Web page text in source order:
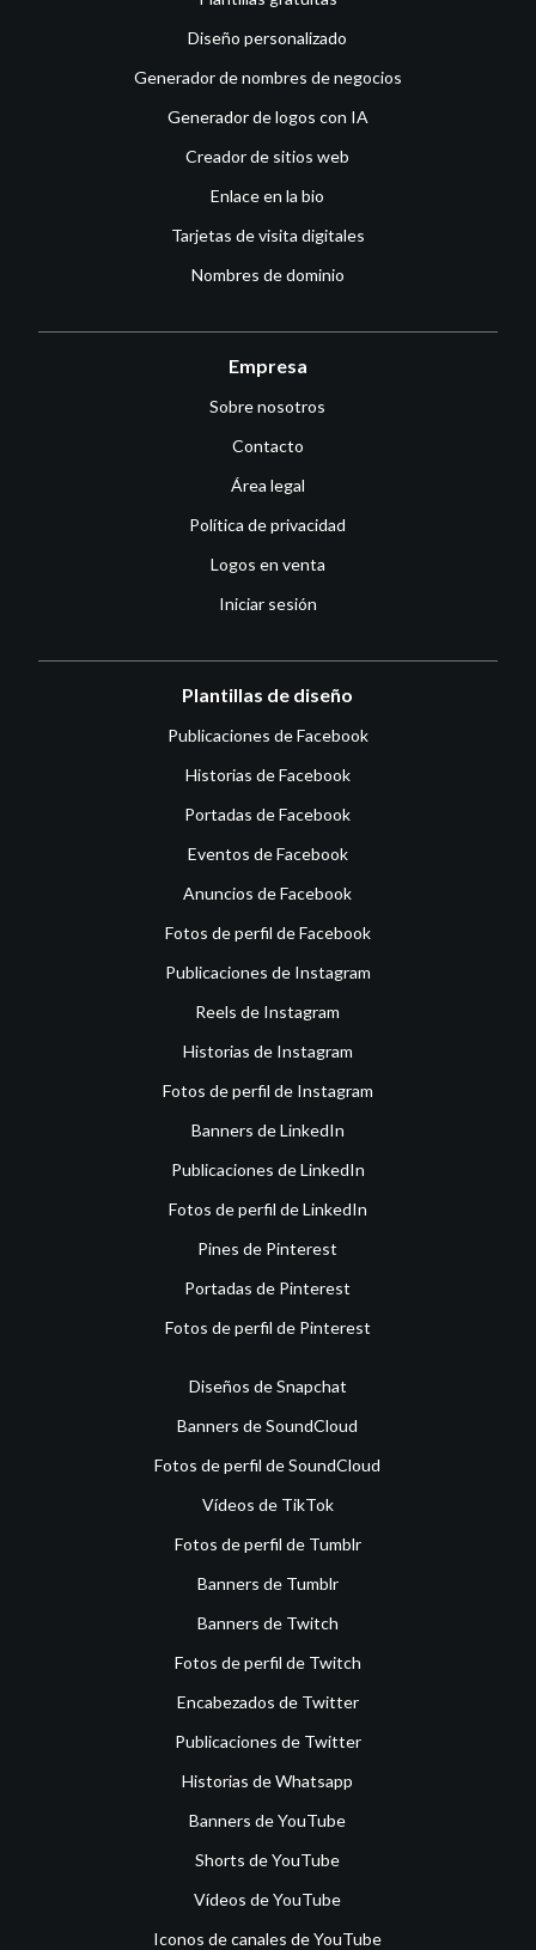
Diseño personalizado
Generador de nombres de negocios
Generador de logos con IA
Creador de sitios web
Enlace en la bio
Tarjetas de visita digitales
Nombres de dominio
Empresa
Sobre nosotros
Contacto
Área legal
Política de privacidad
Logos en venta
Iniciar sesión
Plantillas de diseño
Publicaciones de Facebook
Historias de Facebook
Portadas de Facebook
Eventos de Facebook
Anuncios de Facebook
Fotos de perfil de Facebook
Publicaciones de Instagram
Reels de Instagram
Historias de Instagram
Fotos de perfil de Instagram
Banners de LinkedIn
Publicaciones de LinkedIn
Fotos de perfil de LinkedIn
Pines de Pinterest
Portadas de Pinterest
Fotos de perfil de Pinterest
Diseños de Snapchat
Banners de SoundCloud
Fotos de perfil de SoundCloud
Vídeos de TikTok
Fotos de perfil de Tumblr
Banners de Tumblr
Banners de Twitch
Fotos de perfil de Twitch
Encabezados de Twitter
Publicaciones de Twitter
Historias de Whatsapp
Banners de YouTube
Shorts de YouTube
Vídeos de YouTube
Iconos de canales de YouTube